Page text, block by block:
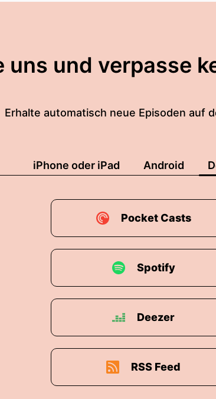
uns und verpasse
Erhalte automatisch neue Episoden auf
iPhone oder iPad Android
Pocket Casts
Spotify
Deezer
RSS Feed